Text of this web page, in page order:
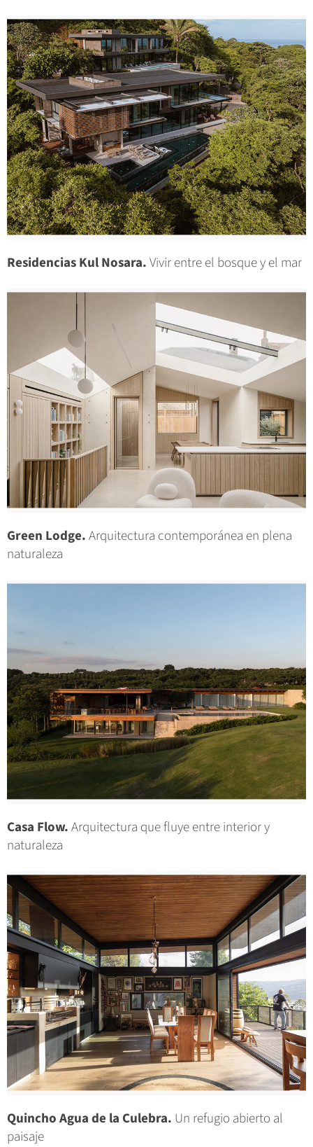
Residencias Kul Nosara.Vivir entre el bosque y el mar
Green Lodge.Arquitectura contemporánea en plena
naturaleza
Casa Flow.Arquitectura que fluye entre interior y
naturaleza
Quincho Agua de la Culebra. Un refugio abierto al
paisaje